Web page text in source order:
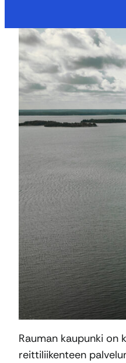
Rauman kaupunki on
reittiliikenteen